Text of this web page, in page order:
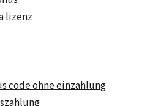
lizenz
code ohne einzahlung